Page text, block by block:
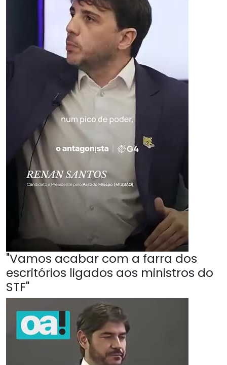
"Vamos acabar com a farra dos
escritórios ligados aos ministros do
STF"